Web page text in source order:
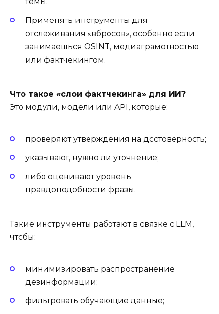
Применять инструменты для
отслеживания «вбросов», особенно если
занимаешься OSINT, медиаграмотностью
или фактчекингом.
Что такое «слои фактчекинга» для ИИ?
Это модули, модели или API, которые:
проверяют утверждения на достоверность;
указывают, нужно ли уточнение;
либо оценивают уровень
правдоподобности фразы.
Такие инструменты работают в связке с LLM,
чтобы:
минимизировать распространение
дезинформации;
фильтровать обучающие данные;